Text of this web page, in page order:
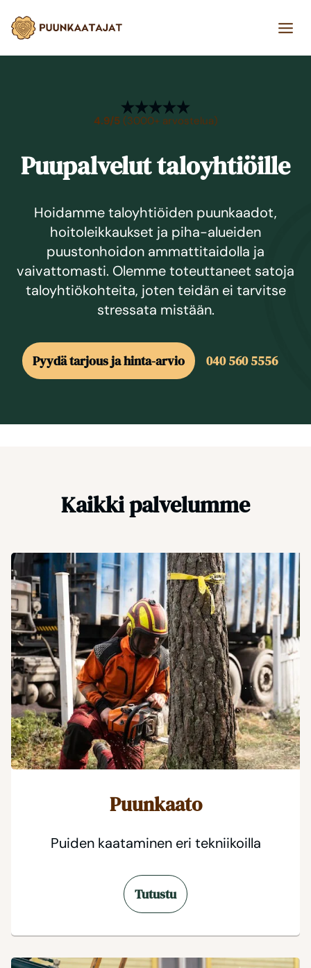
sisältöön
4.9/5(3000+ arvostelua)
Puupalvelut taloyhtiöille
Hoidamme taloyhtiöiden puunkaadot,
hoitoleikkaukset ja piha-alueiden
puustonhoidon ammattitaidolla ja
vaivattomasti. Olemme toteuttaneet satoja
taloyhtiökohteita, joten teidän ei tarvitse
stressata mistään.
Pyydä tarjous ja hinta-arvio 040 560 5556
Kaikki palvelumme
Puunkaato
Puiden kaataminen eri tekniikoilla
Tutustu